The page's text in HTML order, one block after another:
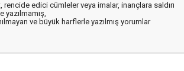
rencide edici cümleler veya imalar, inançlara saldırı
yazılmamış,
ve büyük harflerle yazılmış yorumlar